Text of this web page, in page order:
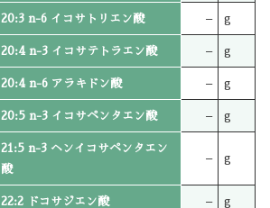
20:3 n-6 イコサトリエン酸 – g
20:4 n-3 イコサテトラエン酸 – g
20:4 n-6 アラキドン酸 – g
20:5 n-3 イコサペンタエン酸 – g
21:5 n-3 ヘンイコサペンタエン
酸
– g
22:2 ドコサジエン酸 – g